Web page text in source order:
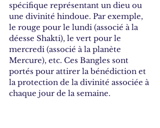
spécifique représentant un dieu ou
une divinité hindoue. Par exemple,
le rouge pour le lundi (associé à la
déesse Shakti), le vert pour le
mercredi (associé à la planète
Mercure), etc. Ces Bangles sont
portés pour attirer la bénédiction et
la protection de la divinité associée à
chaque jour de la semaine.